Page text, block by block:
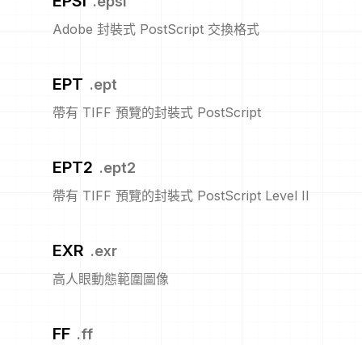
Adobe 封裝式 PostScript 交換格式
EPT .ept
帶有 TIFF 預覽的封裝式 PostScript
EPT2 .ept2
帶有 TIFF 預覽的封裝式 PostScript Level II
EXR .exr
高人眼動態範圍圖像
FF .ff